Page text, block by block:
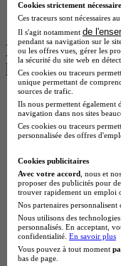
BTS
BTS Ndrc à Lyon
Les intitulés
les plus
BTS Esf en
BTS Dietetique en
BTS Mco en
BTS Pi en
Master CCA en
BTS Ndrc en
BTS Sam en
Cap Fleuriste en
BTS Sio en
MSc Marketing
BTS Gpme en
Cap Electricien en
Cookies strictement
Ces traceurs sont nécessaires
Il s'agit notamment de
pendant sa navigation sur le
ou les offres vues, gérer les
la sécurité du site web en
Ces cookies ou traceurs
unique permettant de
sources de trafic.
Ils nous permettent également
navigation dans nos sites
Ces cookies ou traceurs
personnalisée des offres
Cookies publicitaires
Avec votre accord , nous et
proposer des publicités pour
trouver rapidement un emploi
Nos partenaires
Nous utilisons des
personnalisés. En acceptant,
confidentialité. En savoir plus
Vous pouvez à tout moment
bas de page.